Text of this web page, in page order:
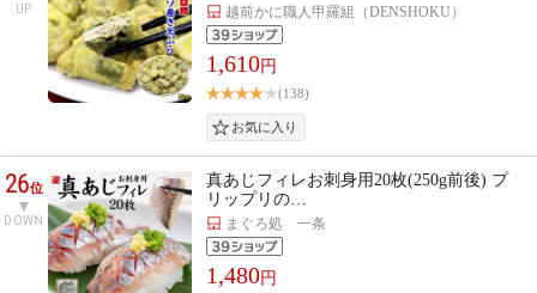
UP 越前かに職人甲羅組（DENSHOKU）
1,610円
(138)
26位
DOWN
真あじフィレお刺身用20枚(250g前後) プ
リップリの…
まぐろ処 一条
1,480円